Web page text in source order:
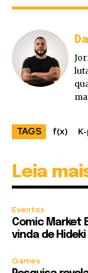
TAGS f(x)
Leia
Eventos
Comic Market
vinda de Hideki
Games